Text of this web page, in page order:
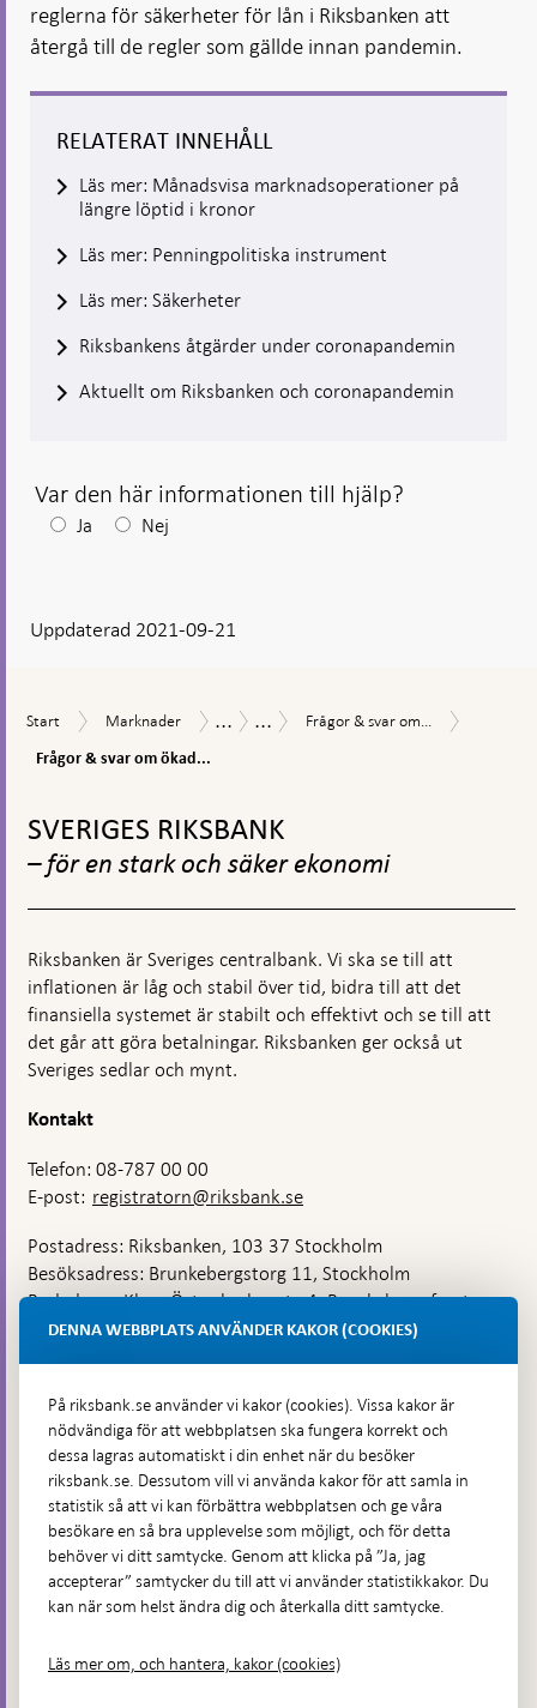
reglerna för säkerheter för lån i Riksbanken att
återgå till de regler som gällde innan pandemin.
RELATERAT INNEHÅLL
Läs mer: Månadsvisa marknadsoperationer på
längre löptid i kronor
Läs mer: Penningpolitiska instrument
Läs mer: Säkerheter
Riksbankens åtgärder under coronapandemin
Aktuellt om Riksbanken och coronapandemin
Var den här informationen till hjälp?
Efter
visas
Ja Nej
Uppdaterad 2021-09-21
Start
Start Marknader
Marknader
Åtgärder
...
Åtgärder
...
Frågor
Frågor & svar om...
svenska
Frågor & svar om ökad...
toppnavigation
SVERIGES RIKSBANK
– för en stark och säker ekonomi
Riksbanken är Sveriges centralbank. Vi ska se till att
inflationen är låg och stabil över tid, bidra till att det
finansiella systemet är stabilt och effektivt och se till att
det går att göra betalningar. Riksbanken ger också ut
Sveriges sedlar och mynt.
Kontakt
Telefon: 08-787 00 00
E-post: registratorn@riksbank.se
Postadress: Riksbanken, 103 37 Stockholm
Besöksadress: Brunkebergstorg 11, Stockholm
Budadress: Klara Östra kyrkogata 4, Brunkebergsfaret,
Lastplats 6
Hitta direkt
Frågor och svar-
Öppnas
i
ny
flik
Till Riksbankens webbarkiv-
Öppnas
i
ny
Presskontakt
Integritetspolicy
DENNA WEBBPLATS ANVÄNDER KAKOR (COOKIES)
På riksbank.se använder vi kakor (cookies). Vissa kakor är
nödvändiga för att webbplatsen ska fungera korrekt och
dessa lagras automatiskt i din enhet när du besöker
riksbank.se. Dessutom vill vi använda kakor för att samla in
statistik så att vi kan förbättra webbplatsen och ge våra
besökare en så bra upplevelse som möjligt, och för detta
behöver vi ditt samtycke. Genom att klicka på ”Ja, jag
accepterar” samtycker du till att vi använder statistikkakor. Du
kan när som helst ändra dig och återkalla ditt samtycke.
Läs mer om, och hantera, kakor (cookies)